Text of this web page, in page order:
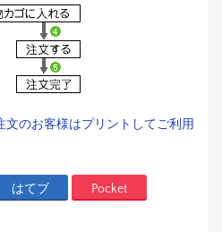
文のお客様はプリントしてご利用
はてブ Pocket